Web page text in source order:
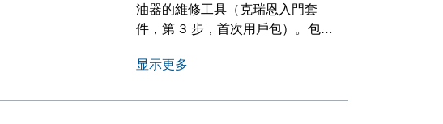
油器的維修工具（克瑞恩入門套
件，第 3 步，首次用戶包）。包括
显示更多